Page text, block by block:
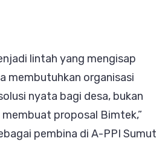
lintah yang mengisap
membutuhkan organisasi
nyata bagi desa, bukan
proposal Bimtek,”
pembina di A-PPI Sumut